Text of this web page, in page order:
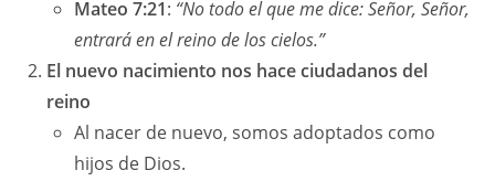
Mateo 7:21: “No todo el que me dice: Señor, Señor,
entrará en el reino de los cielos.”
El nuevo nacimiento nos hace ciudadanos del
reino
Al nacer de nuevo, somos adoptados como
hijos de Dios.